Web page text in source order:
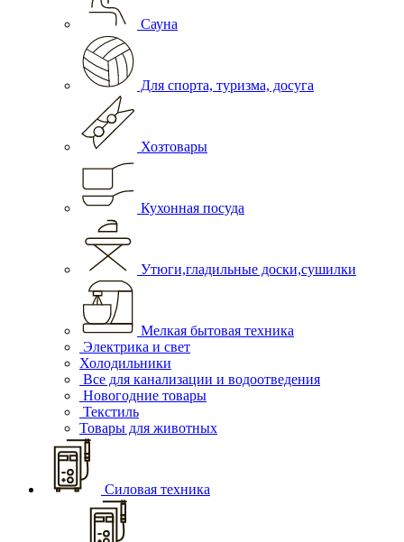
Сауна
Для спорта, туризма, досуга
Хозтовары
Кухонная посуда
Утюги,гладильные доски,сушилки
Мелкая бытовая техника
Электрика и свет
Холодильники
Все для канализации и водоотведения
Новогодние товары
Текстиль
Товары для животных
Силовая техника